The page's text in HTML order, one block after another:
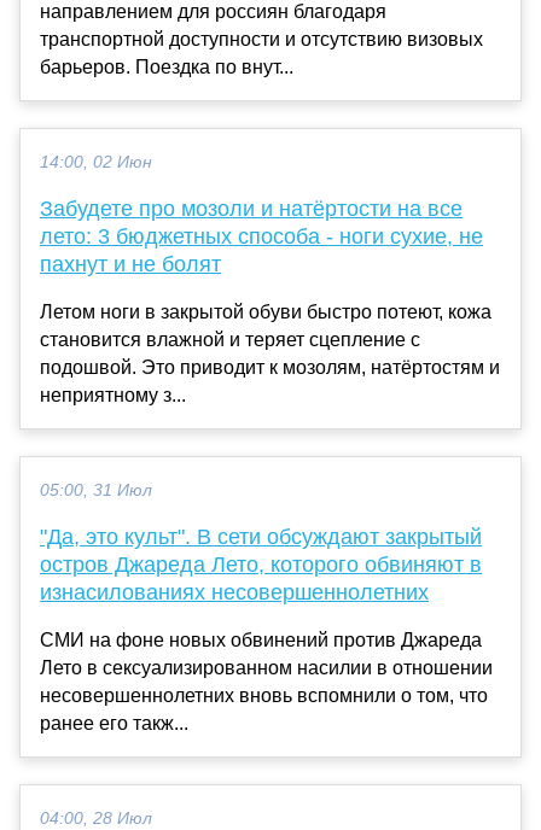
направлением для россиян благодаря
транспортной доступности и отсутствию визовых
барьеров. Поездка по внут...
14:00, 02 Июн
Забудете про мозоли и натёртости на все
лето: 3 бюджетных способа - ноги сухие, не
пахнут и не болят
Летом ноги в закрытой обуви быстро потеют, кожа
становится влажной и теряет сцепление с
подошвой. Это приводит к мозолям, натёртостям и
неприятному з...
05:00, 31 Июл
"Да, это культ". В сети обсуждают закрытый
остров Джареда Лето, которого обвиняют в
изнасилованиях несовершеннолетних
СМИ на фоне новых обвинений против Джареда
Лето в сексуализированном насилии в отношении
несовершеннолетних вновь вспомнили о том, что
ранее его такж...
04:00, 28 Июл